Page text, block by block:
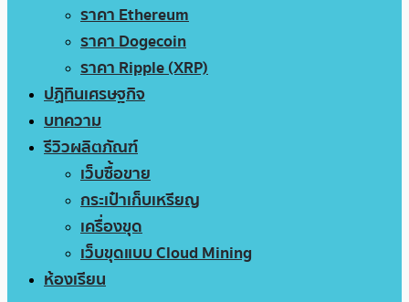
ราคา Ethereum
ราคา Dogecoin
ราคา Ripple (XRP)
ปฏิทินเศรษฐกิจ
บทความ
รีวิวผลิตภัณฑ์
เว็บซื้อขาย
กระเป๋าเก็บเหรียญ
เครื่องขุด
เว็บขุดแบบ Cloud Mining
ห้องเรียน